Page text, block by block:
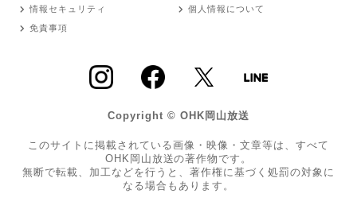
情報セキュリティ
個人情報について
免責事項
Copyright © OHK岡山放送
このサイトに掲載されている画像・映像・文章等は、すべて
OHK岡山放送の著作物です。
無断で転載、加工などを行うと、著作権に基づく処罰の対象に
なる場合もあります。